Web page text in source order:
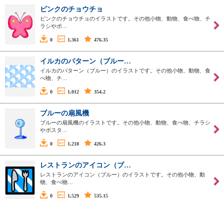
ピンクのチョウチョ
ピンクのチョウチョのイラストです。その他小物、動物、食べ物、チ
ラシやポ…
0 1,361 476.35
イルカのパターン（ブルー…
イルカのパターン（ブルー）のイラストです。その他小物、動物、食
べ物、チ…
0 1,012 354.2
ブルーの扇風機
ブルーの扇風機のイラストです。その他小物、動物、食べ物、チラシ
やポスタ…
0 1,218 426.3
レストランのアイコン（ブ…
レストランのアイコン（ブルー）のイラストです。その他小物、動
物、食べ物…
0 1,529 535.15